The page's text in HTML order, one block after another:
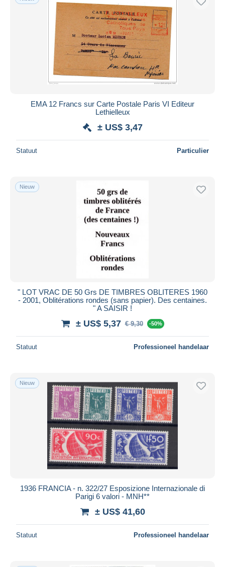
EMA 12 Francs sur Carte Postale Paris VI Editeur
Lethielleux
± US$ 3,47
Statuut Particulier
Nieuw
" LOT VRAC DE 50 Grs DE TIMBRES OBLITERES 1960
- 2001, Oblitérations rondes (sans papier). Des centaines.
" A SAISIR !
± US$ 5,37 € 9,30 -50%
Statuut Professioneel handelaar
Nieuw
1936 FRANCIA - n. 322/27 Esposizione Internazionale di
Parigi 6 valori - MNH**
± US$ 41,60
Statuut Professioneel handelaar